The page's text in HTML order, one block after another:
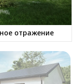
отражение